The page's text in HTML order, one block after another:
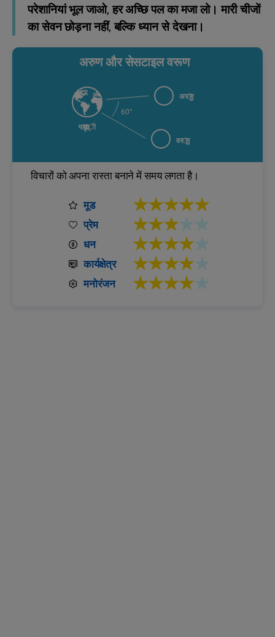
परेशानियां भूल जाओ, हर अच्छि पल का मजा लो। मारी चीजों
का सेवन छोड़ना नहीं, बल्कि ध्यान से देखना।
अरुण और सेसटाइल वरूण
पृथ्वी
अरुण
वरूण
60°
विचारों को अपना रास्ता बनाने में समय लगता है।
मूड
★★★★★
प्रेम ★★★★★
धन ★★★★★
कार्यक्षेत्र ★★★★★
मनोरंजन ★★★★★